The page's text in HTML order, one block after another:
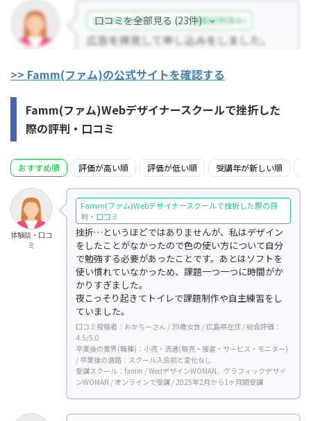
口コミを全部見る (23件)
>> Famm(ファム)の公式サイトを確認する
Famm(ファム)Webデザイナースクールで挫折した
際の評判・口コミ
おすすめ順 評価が高い順 評価が低い順 受講年が新しい順
体験談・口コ
ミ
Famm(ファム)Webデザイナースクールで挫折した際の評
判・口コミ
挫折…というほどではありませんが、私はデザイン
をしたことがなかったので色の使い方について自分
で勉強する必要があったことです。あとはソフトを
使い慣れていなかっため、課題一つ一つに時間がか
かりすぎました。
夜こっそり起きてトイレで課題制作や自主練習をし
ていました。
口コミ投稿者：おかちーさん / 39歳女性 / 広島県在住 / 総合評価：
4.5/5.0
卒業後の業界(職種)：小売・流通(販売・接客・サービス・モニター)
/ 卒業後の進路：スクール入会前と変化なし
受講スクール：famm / WedデザインWOMAN、グラフィックデザイ
ンWOMAN / オンラインで受講 / 2025年2月から1ヶ月間受講